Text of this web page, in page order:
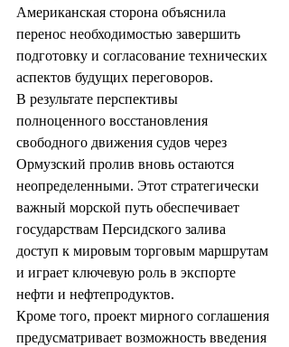
Американская сторона объяснила
перенос необходимостью завершить
подготовку и согласование технических
аспектов будущих переговоров.
В результате перспективы
полноценного восстановления
свободного движения судов через
Ормузский пролив вновь остаются
неопределенными. Этот стратегически
важный морской путь обеспечивает
государствам Персидского залива
доступ к мировым торговым маршрутам
и играет ключевую роль в экспорте
нефти и нефтепродуктов.
Кроме того, проект мирного соглашения
предусматривает возможность введения